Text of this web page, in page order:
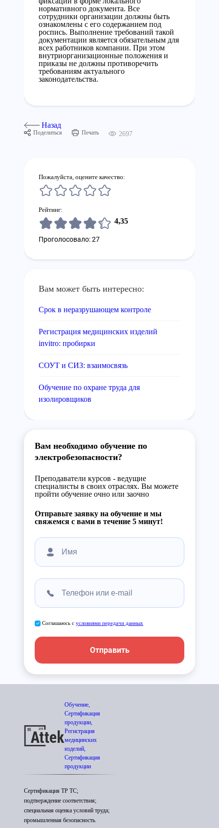
нормативного документа. Все
сотрудники организации должны быть
ознакомлены с его содержанием под
роспись. Выполнение требований такой
документации является обязательным для
всех работников компании. При этом
внутриорганизационные положения и
приказы не должны противоречить
требованиям актуального
законодательства.
Назад
Поделиться Печать 2697
Пожалуйста, оцените качество:
Рейтинг:
4,35
Проголосовало: 27
Вам может быть интересно:
Срок в неразрушающем контроле
Регистрация медицинских изделий
invitro: пробирки
СОУТ и СИЗ: взаимосвязь
Обучение по охране труда для
изолировщиков
Вам необходимо обучение по
электробезопасности?
Преподаватели курсов - ведущие
специалисты в своих отраслях. Вы можете
пройти обучение очно или заочно
Отправьте заявку на обучение и мы
свяжемся с вами в течение 5 минут!
Соглашаюсь с условиями передачи данных
Отправить
Обучение,
Сертификация
продукции,
Регистрация
медицинских
изделий,
Сертификация
продукции
Сертификация ТР ТС;
подтверждение соответствия;
специальная оценка условий труда;
промышленная безопасность.